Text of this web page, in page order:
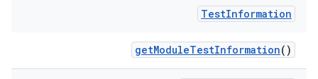
TestInformation
getModuleTestInformation()